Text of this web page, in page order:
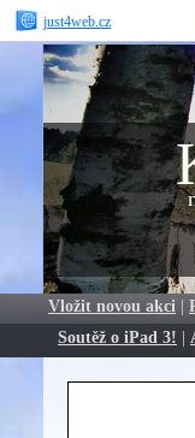
just4web.cz
Vložit novou akci |
Soutěž o iPad 3! |